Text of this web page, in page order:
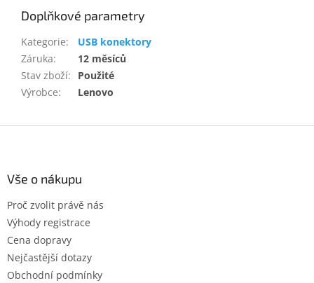
Doplňkové parametry
Kategorie:
USB konektory
Záruka:
12 měsíců
Stav zboží:
Použité
Výrobce: Lenovo
Vše o nákupu
Proč zvolit právě nás
Výhody registrace
Cena dopravy
Nejčastější dotazy
Obchodní podmínky